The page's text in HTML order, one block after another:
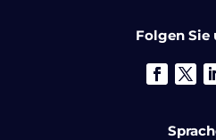
Folgen Sie